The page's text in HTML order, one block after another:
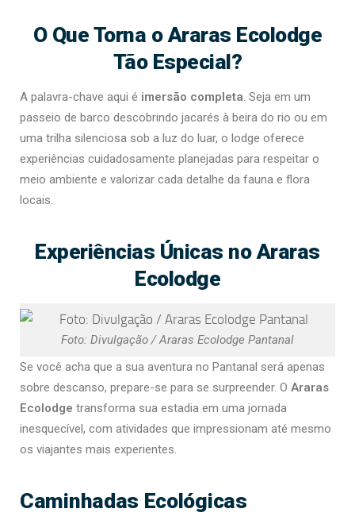
O Que Torna o Araras Ecolodge
Tão Especial?
A palavra-chave aqui é imersão completa. Seja em um
passeio de barco descobrindo jacarés à beira do rio ou em
uma trilha silenciosa sob a luz do luar, o lodge oferece
experiências cuidadosamente planejadas para respeitar o
meio ambiente e valorizar cada detalhe da fauna e flora
locais.
Experiências Únicas no Araras
Ecolodge
Foto: Divulgação / Araras Ecolodge Pantanal
Se você acha que a sua aventura no Pantanal será apenas
sobre descanso, prepare-se para se surpreender. O Araras
Ecolodge transforma sua estadia em uma jornada
inesquecível, com atividades que impressionam até mesmo
os viajantes mais experientes.
Caminhadas Ecológicas